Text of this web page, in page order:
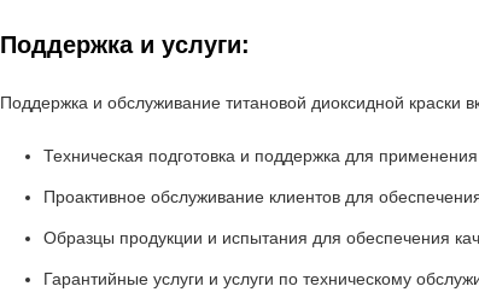
Поддержка и услуги:
Поддержка и обслуживание титановой диоксидной краски
Техническая подготовка и поддержка для
Проактивное обслуживание клиентов для
Образцы продукции и испытания для обеспечения
Гарантийные услуги и услуги по техническому